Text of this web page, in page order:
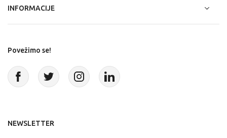
INFORMACIJE
Povežimo se!
NEWSLETTER